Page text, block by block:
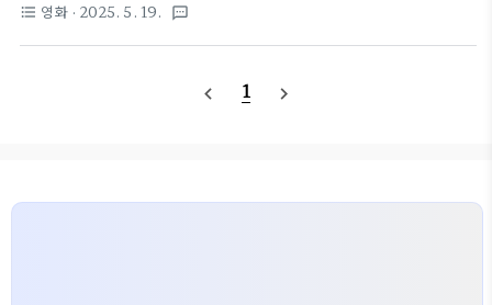
들께 전하고 싶었고, 그래서 대선 전에 개봉되어야 했
습니다."김규리는 이 장면이 영화 ..
열린공감TV감독: 김남균‘신명’은 대한민국 최초의
오컬트와 정치 드라마가 결합된 독특한 장르의 영화
한 여인의 이야기와 이를 파헤치는 저널리스트들의 치
중심으로 전개된다. 윤지희는 어린 시절 분신사바를
format_list_bulleted 영화 · 2025. 5. 19. textsms
navigate_before 1 navigate_next